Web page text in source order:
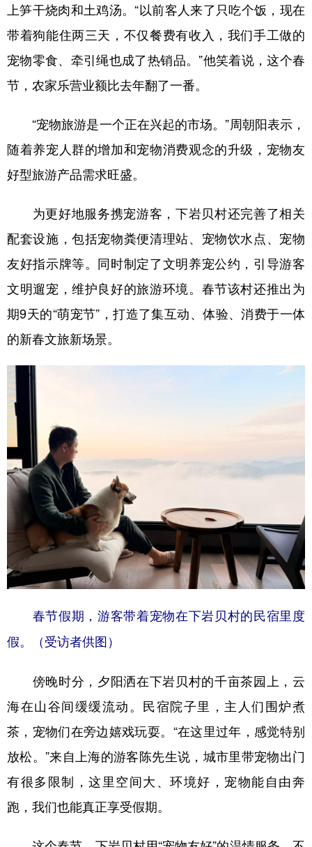
上笋干烧肉和土鸡汤。“以前客人来了只吃个饭，现在
带着狗能住两三天，不仅餐费有收入，我们手工做的
宠物零食、牵引绳也成了热销品。”他笑着说，这个春
节，农家乐营业额比去年翻了一番。
“宠物旅游是一个正在兴起的市场。”周朝阳表示，
随着养宠人群的增加和宠物消费观念的升级，宠物友
好型旅游产品需求旺盛。
为更好地服务携宠游客，下岩贝村还完善了相关
配套设施，包括宠物粪便清理站、宠物饮水点、宠物
友好指示牌等。同时制定了文明养宠公约，引导游客
文明遛宠，维护良好的旅游环境。春节该村还推出为
期9天的“萌宠节”，打造了集互动、体验、消费于一体
的新春文旅新场景。
春节假期，游客带着宠物在下岩贝村的民宿里度
假。（受访者供图）
傍晚时分，夕阳洒在下岩贝村的千亩茶园上，云
海在山谷间缓缓流动。民宿院子里，主人们围炉煮
茶，宠物们在旁边嬉戏玩耍。“在这里过年，感觉特别
放松。”来自上海的游客陈先生说，城市里带宠物出门
有很多限制，这里空间大、环境好，宠物能自由奔
跑，我们也能真正享受假期。